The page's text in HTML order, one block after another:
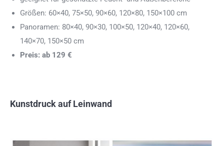
Größen: 60×40, 75×50, 90×60, 120×80, 150×100 cm
Panoramen: 80×40, 90×30, 100×50, 120×40, 120×60,
140×70, 150×50 cm
Preis: ab 129 €
Kunstdruck auf Leinwand